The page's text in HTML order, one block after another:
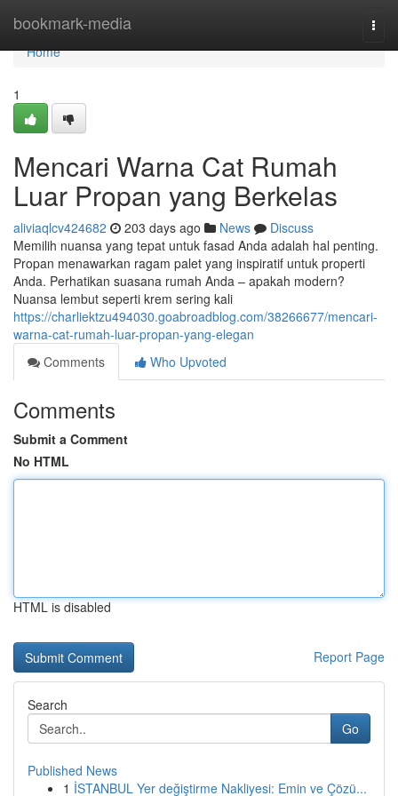
bookmark-media
Home
Home
1
Mencari Warna Cat Rumah
Luar Propan yang Berkelas
aliviaqlcv424682 203 days ago News
Discuss
Memilih nuansa yang tepat untuk fasad Anda adalah hal penting.
Propan menawarkan ragam palet yang inspiratif untuk properti
Anda. Perhatikan suasana rumah Anda – apakah modern?
Nuansa lembut seperti krem sering kali
https://charliektzu494030.goabroadblog.com/38266677/mencari-
warna-cat-rumah-luar-propan-yang-elegan
Comments
Who Upvoted
Comments
Submit a Comment
No HTML
HTML is disabled
Report Page
Search
Go
Published News
1 İSTANBUL Yer değiştirme Nakliyesi: Emin ve Çözü...